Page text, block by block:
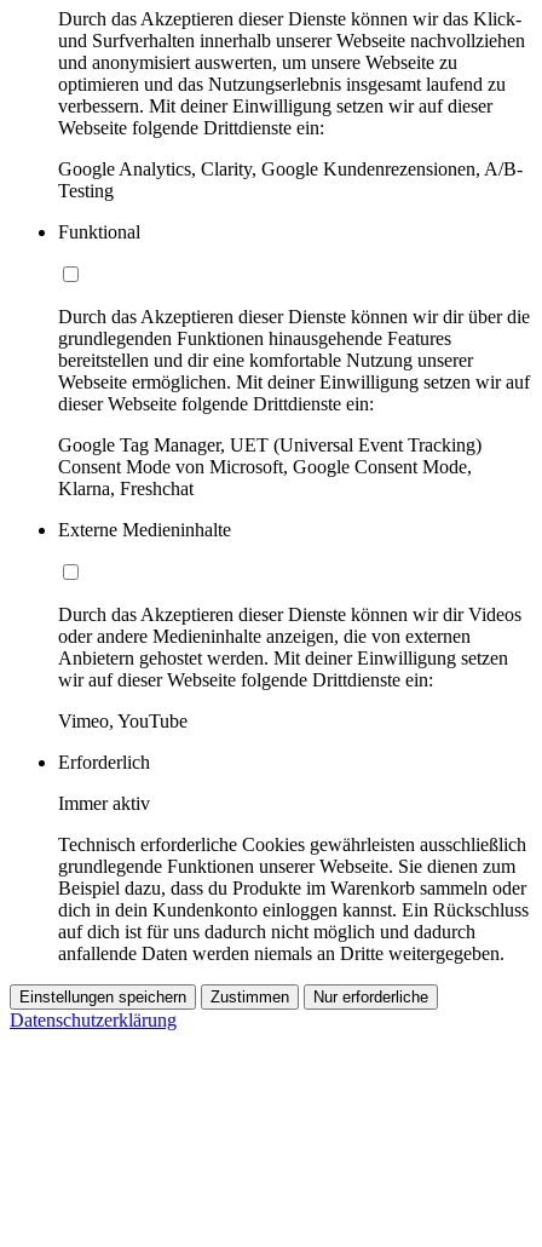
Durch das Akzeptieren dieser Dienste können wir das Klick-
und Surfverhalten innerhalb unserer Webseite nachvollziehen
und anonymisiert auswerten, um unsere Webseite zu
optimieren und das Nutzungserlebnis insgesamt laufend zu
verbessern. Mit deiner Einwilligung setzen wir auf dieser
Webseite folgende Drittdienste ein:
Google Analytics, Clarity, Google Kundenrezensionen, A/B-
Testing
Funktional
Durch das Akzeptieren dieser Dienste können wir dir über die
grundlegenden Funktionen hinausgehende Features
bereitstellen und dir eine komfortable Nutzung unserer
Webseite ermöglichen. Mit deiner Einwilligung setzen wir auf
dieser Webseite folgende Drittdienste ein:
Google Tag Manager, UET (Universal Event Tracking)
Consent Mode von Microsoft, Google Consent Mode,
Klarna, Freshchat
Externe Medieninhalte
Durch das Akzeptieren dieser Dienste können wir dir Videos
oder andere Medieninhalte anzeigen, die von externen
Anbietern gehostet werden. Mit deiner Einwilligung setzen
wir auf dieser Webseite folgende Drittdienste ein:
Vimeo, YouTube
Erforderlich
Immer aktiv
Technisch erforderliche Cookies gewährleisten ausschließlich
grundlegende Funktionen unserer Webseite. Sie dienen zum
Beispiel dazu, dass du Produkte im Warenkorb sammeln oder
dich in dein Kundenkonto einloggen kannst. Ein Rückschluss
auf dich ist für uns dadurch nicht möglich und dadurch
anfallende Daten werden niemals an Dritte weitergegeben.
Einstellungen speichern Zustimmen Nur erforderliche
Datenschutzerklärung